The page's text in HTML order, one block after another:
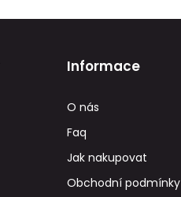
Informace
O nás
Faq
Jak nakupovat
Obchodní podmínky